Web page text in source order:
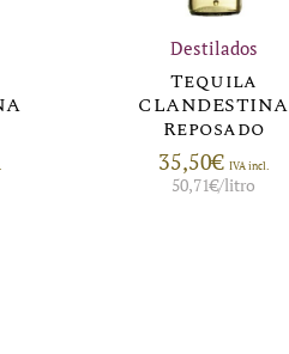
Destilados
Tequila
CLANDESTINA
Reposado
35,50€ IVA incl.
50,71€/litro